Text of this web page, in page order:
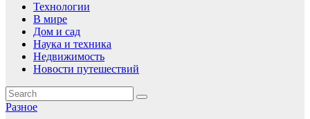
Технологии
В мире
Дом и сад
Наука и техника
Недвижимость
Новости путешествий
Разное